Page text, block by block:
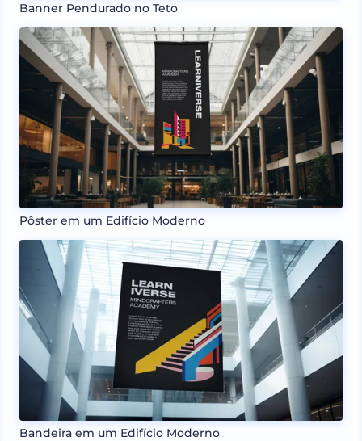
Banner Pendurado no Teto
Pôster em um Edifício Moderno
Bandeira em um Edifício Moderno